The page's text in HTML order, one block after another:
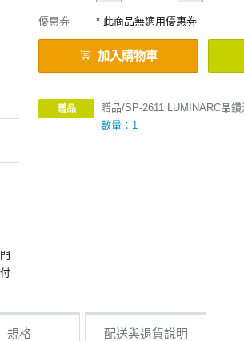
優惠券 * 此商品無適用優惠券
加入購物車
贈品 贈品/SP-2611 LUMINARC晶
數量：1
規格 配送與退貨說明